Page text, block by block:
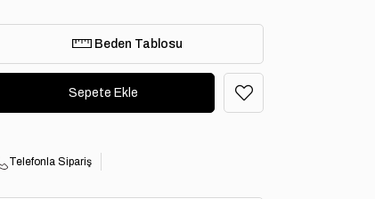
Beden Tablosu
Telefonla Sipariş